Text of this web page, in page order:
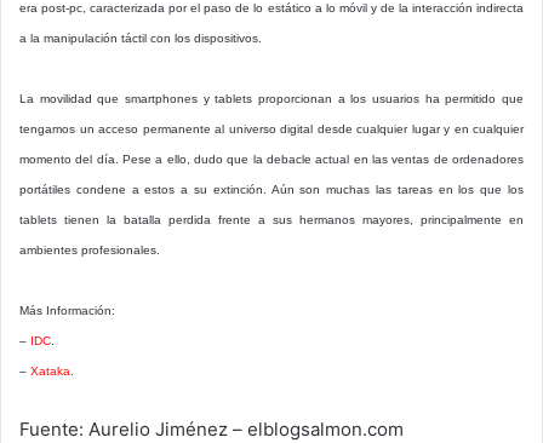
era post-pc, caracterizada por el paso de lo estático a lo móvil y de la interacción indirecta
a la manipulación táctil con los dispositivos.
La movilidad que smartphones y tablets proporcionan a los usuarios ha permitido que
tengamos un acceso permanente al universo digital desde cualquier lugar y en cualquier
momento del día. Pese a ello, dudo que la debacle actual en las ventas de ordenadores
portátiles condene a estos a su extinción. Aún son muchas las tareas en los que los
tablets tienen la batalla perdida frente a sus hermanos mayores, principalmente en
ambientes profesionales.
Más Información:
– IDC
– Xataka
Fuente: Aurelio Jiménez – elblogsalmon.com